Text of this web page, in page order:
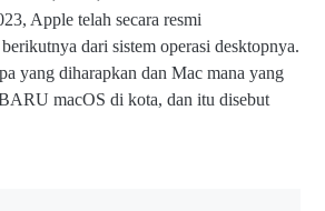
Apple telah secara resmi
dari sistem operasi desktopnya.
yang diharapkan dan Mac mana yang
macOS di kota, dan itu disebut